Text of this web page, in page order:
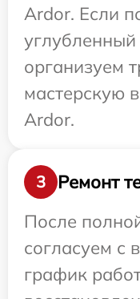
Ardor. Если
организуем
мастерскую
Ardor.
3
Ремонт
После
согласуем с
график